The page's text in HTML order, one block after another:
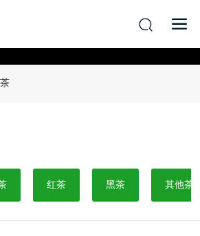
红茶 黑茶 其他茶